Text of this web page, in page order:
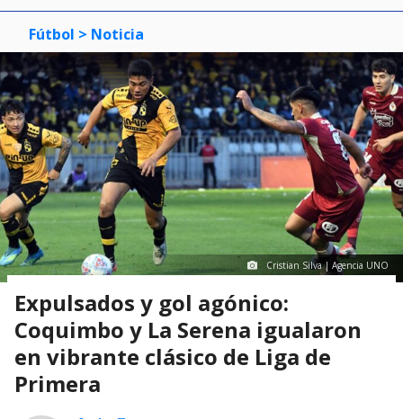
Fútbol > Noticia
Cristian Silva | Agencia UNO
Expulsados y gol agónico:
Coquimbo y La Serena igualaron
en vibrante clásico de Liga de
Primera